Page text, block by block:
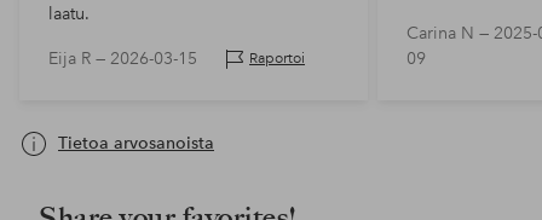
laatu.
Eija R — 2026-03-15 Raportoi
Carina N — 2025-
09
Tietoa arvosanoista